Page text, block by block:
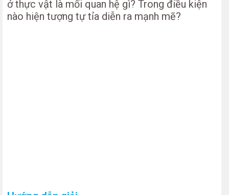
ở thực vật là mối quan hệ gì? Trong điều kiện
nào hiện tượng tự tỉa diễn ra mạnh mẽ?